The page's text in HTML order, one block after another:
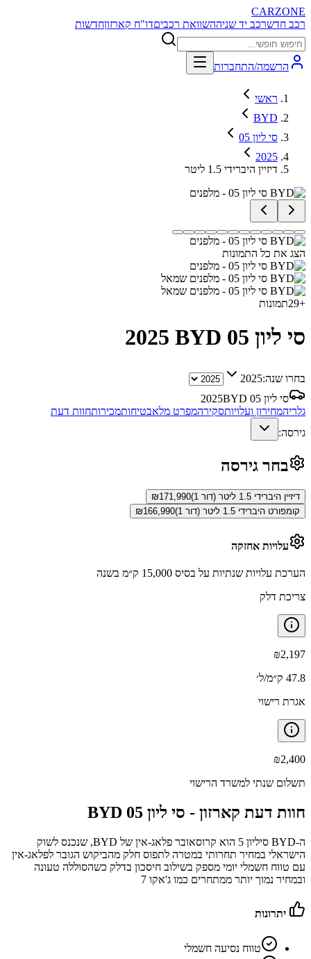
CARZONE
רכב חדשרכב יד שניההשוואת רכביםדו"ח קארזוןחדשות
הרשמה/התחברות
ראשי
BYD
סי ליון 05
2025
דיזיין היברידי 1.5 ליטר
הצג את כל התמונות
+
29תמונות
BYD סי ליון 05 2025
בחרו שנה:2025
BYD סי ליון 05
2025
גלריהמחירון ועלויותסקירהמפרט מלאבטיחותמכירותחוות דעת
גירסה:
בחר גירסה
דיזיין היברידי 1.5 ליטר (דור 1) ₪171,990
קומפורט היברידי 1.5 ליטר (דור 1)
₪166,990
עלויות אחזקה
הערכת עלויות שנתיות על בסיס 15,000 ק״מ בשנה
צריכת דלק
₪2,197
47.8 ק״מ/ל׳
אגרת רישוי
₪2,400
תשלום שנתי למשרד הרישוי
חוות דעת קארזון - BYD סי ליון 05
ה‑BYD סיליון 5 הוא קרוסאובר פלאג‑אין של BYD, שנכנס לשוק
הישראלי במחיר תחרותי במטרה לתפוס חלק מהביקוש הגובר לפלאג‑אין
עם טווח חשמלי יומי מספק בשילוב חיסכון בדלק כשהסוללה טעונה
ובמחיר נמוך יותר ממתחרים כמו ג'אקו 7
יתרונות
טווח נסיעה חשמלי